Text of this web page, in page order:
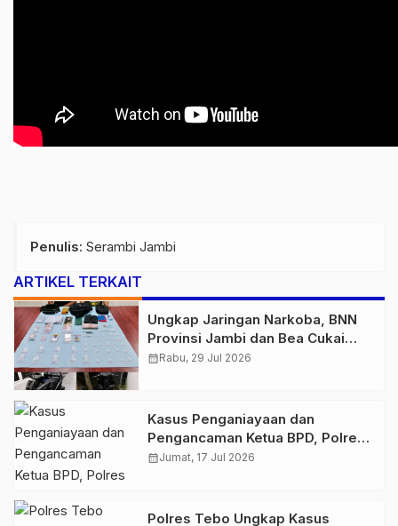
Penulis: Serambi Jambi
ARTIKEL TERKAIT
Ungkap Jaringan Narkoba, BNN
Provinsi Jambi dan Bea Cukai
Amankan Sembilan Pelaku
calendar_monthRabu, 29 Jul 2026
Kasus Penganiayaan dan
Pengancaman Ketua BPD, Polres
Tebo Tetapkan Dua Tersangka
calendar_monthJumat, 17 Jul 2026
Polres Tebo Ungkap Kasus